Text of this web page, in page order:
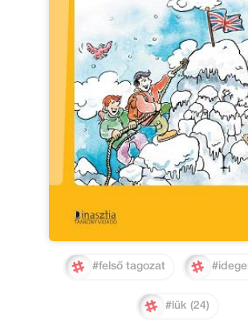
#felső tagozat
#lük (24)